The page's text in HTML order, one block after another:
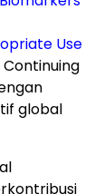
Use
global